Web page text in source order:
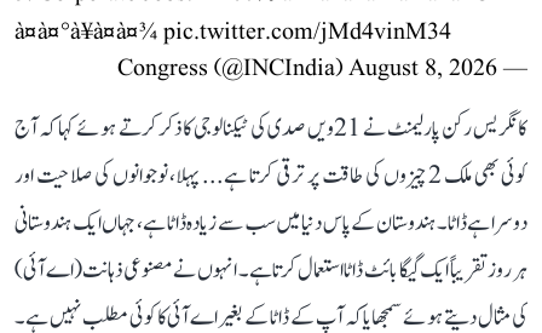
à¤à¤°à¥à¤à¤¾pic.twitter.com/jMd4vinM34
— Congress (@INCIndia)
August 8, 2026
کانگریس رکن پارلیمنٹ نے 21ویں صدی کی ٹیکنالوجی کا ذکر کرتے ہوئے کہا کہ آج
کوئی بھی ملک 2 چیزوں کی طاقت پر ترقی کرتا ہے... پہلا، نوجوانوں کی صلاحیت اور
دوسرا ہے ڈاٹا۔ ہندوستان کے پاس دنیا میں سب سے زیادہ ڈاٹا ہے، جہاں ایک ہندوستانی
ہر روز تقریباً ایک گیگا بائٹ ڈاٹا استعمال کرتا ہے۔ انہوں نے مصنوعی ذہانت (اے آئی)
کی مثال دیتے ہوئے سمجھایا کہ آپ کے ڈاٹا کے بغیر اے آئی کا کوئی مطلب نہیں ہے۔